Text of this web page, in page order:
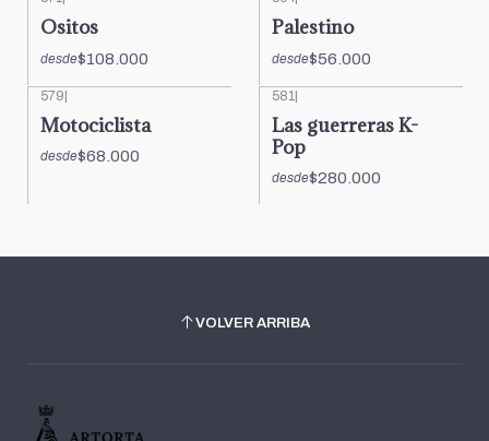
Ositos
desde$108.000
Palestino
desde$56.000
579|
Motociclista
desde$68.000
581 |
Las guerreras K-
Pop
desde$280.000
VOLVER ARRIBA